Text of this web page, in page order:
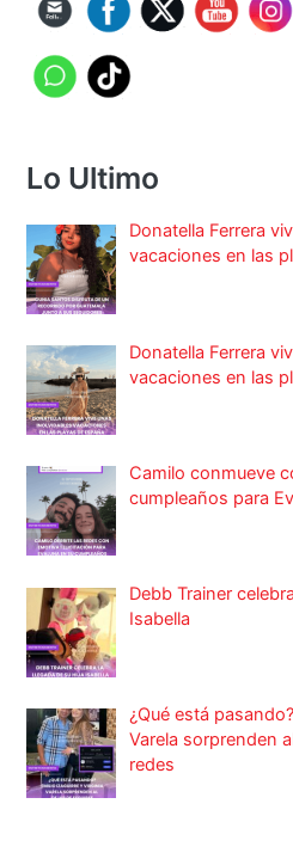
Lo Ultimo
Donatella Ferrera
vacaciones en las
Donatella Ferrera
vacaciones en las
Camilo conmueve
cumpleaños para
Debb Trainer
Isabella
¿Qué está
Varela sorprenden
redes